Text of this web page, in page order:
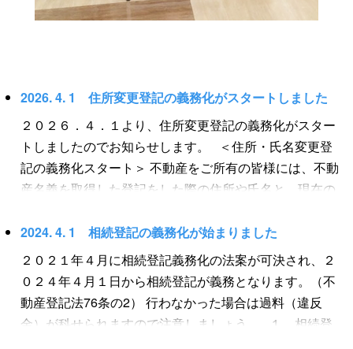
2026. 4. 1 住所変更登記の義務化がスタートしました
２０２６．４．１より、住所変更登記の義務化がスター
トしましたのでお知らせします。 ＜住所・氏名変更登
記の義務化スタート＞ 不動産をご所有の皆様には、不動
産名義を取得した登記をした際の住所や氏名と、現在の
なくありません。 今までは、不動産登記簿は昔の住所や
氏名のまま・・・という方が多く見られたのですが、今
回「住所・氏名変更登記の義務化」がスタートしまし
た。 ＜いつから住所・氏名変更登記のが義務化された
の？＞ 令和８年４月１日から、不動産の所有者は、住所
2024. 4. 1 相続登記の義務化が始まりました
２０２１年４月に相続登記義務化の法案が可決され、２
０２４年４月１日から相続登記が義務となります。（不
動産登記法76条の2） 行わなかった場合は過料（違反
金）が科せられますので注意しましょう。 １．相続登